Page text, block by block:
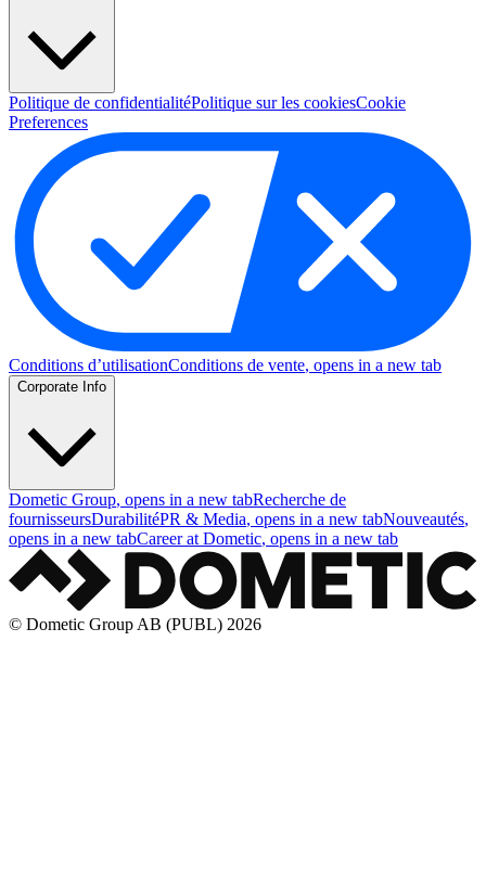
Politique de confidentialitéPolitique sur les cookiesCookie
Preferences
Conditions d’utilisationConditions de vente, opens in a new tab
Corporate Info
Dometic Group, opens in a new tabRecherche de
fournisseursDurabilitéPR & Media, opens in a new tabNouveautés,
opens in a new tabCareer at Dometic, opens in a new tab
© Dometic Group AB (PUBL) 2026